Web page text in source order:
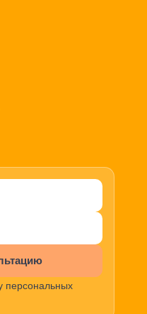
персональных